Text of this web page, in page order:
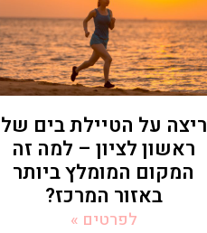
ריצה על הטיילת בים של
ראשון לציון – למה זה
המקום המומלץ ביותר
באזור המרכז?
לפרטים »